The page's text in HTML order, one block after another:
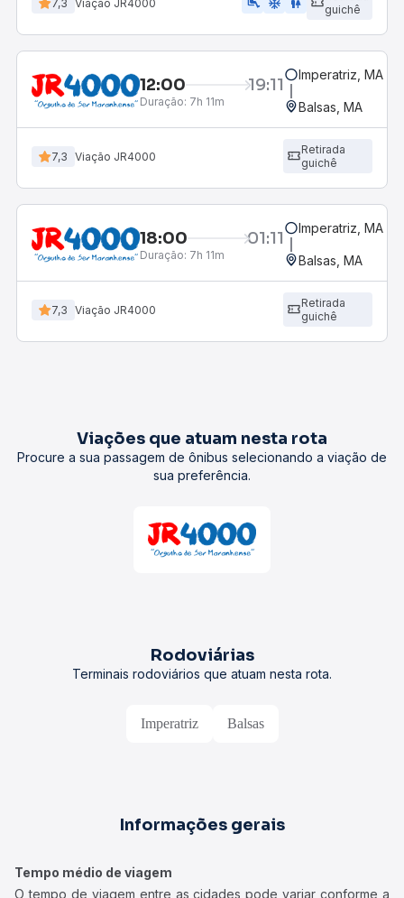
7,3 Viação JR4000
guichê
12:00 19:11
Duração: 7h 11m
Imperatriz, MA
Balsas, MA
7,3 Viação JR4000
Retirada
guichê
18:00 01:11
Duração: 7h 11m
Imperatriz, MA
Balsas, MA
7,3 Viação JR4000
Retirada
guichê
Viações que atuam nesta rota
Procure a sua passagem de ônibus selecionando a viação de
sua preferência.
Rodoviárias
Terminais rodoviários que atuam nesta rota.
Imperatriz Balsas
Informações gerais
Tempo médio de viagem
O tempo de viagem entre as cidades pode variar conforme a